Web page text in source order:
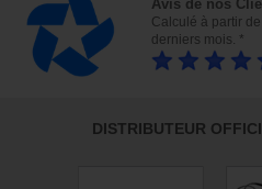
Avis de nos
Calculé à partir
derniers mois. *
DISTRIBUTEUR